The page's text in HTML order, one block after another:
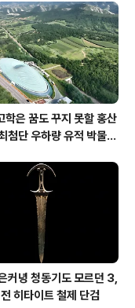
학은 꿈도 꾸지 못할 홍산
첨단 우하량 유적 박물관
커녕 청동기도 모르던 3,
히타이트 철제 단검